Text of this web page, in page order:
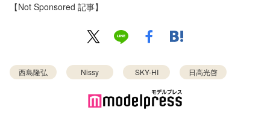
【Not Sponsored 記事】
西島隆弘 Nissy SKY-HI 日高光啓